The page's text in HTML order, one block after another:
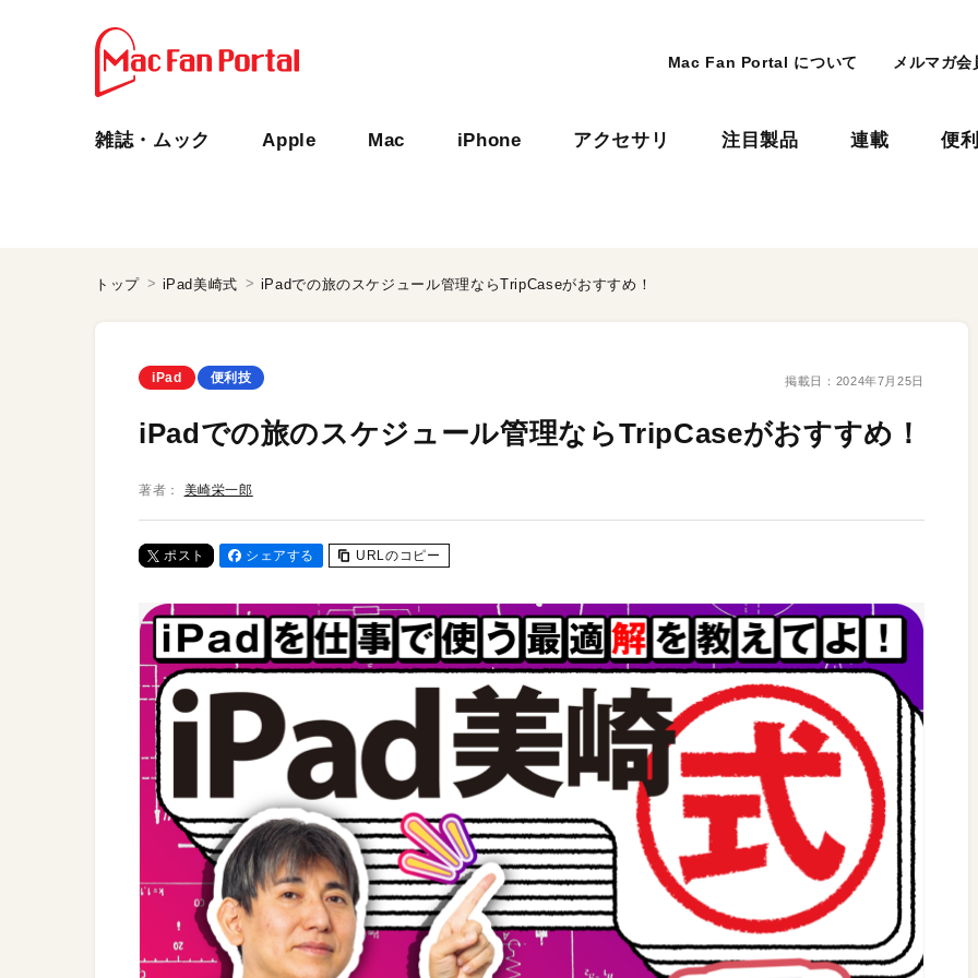
Mac Fan Portal について メルマガ会
雑誌・ムック Apple Mac iPhone アクセサリ 注目製品 連載 便
トップ iPad美崎式 iPadでの旅のスケジュール管理ならTripCaseがおすすめ！
iPad 便利技 掲載日： 2024年7月25日
iPadでの旅のスケジュール管理ならTripCaseがおすすめ！
著者： 美崎栄一郎
ポスト シェアする URLのコピー